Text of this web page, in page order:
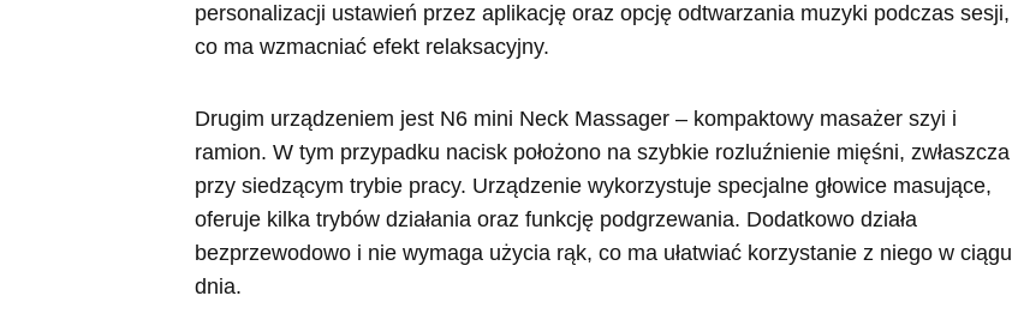
personalizacji ustawień przez aplikację oraz opcję odtwarzania muzyki podczas sesji,
co ma wzmacniać efekt relaksacyjny.
Drugim urządzeniem jest N6 mini Neck Massager – kompaktowy masażer szyi i
ramion. W tym przypadku nacisk położono na szybkie rozluźnienie mięśni, zwłaszcza
przy siedzącym trybie pracy. Urządzenie wykorzystuje specjalne głowice masujące,
oferuje kilka trybów działania oraz funkcję podgrzewania. Dodatkowo działa
bezprzewodowo i nie wymaga użycia rąk, co ma ułatwiać korzystanie z niego w ciągu
dnia.